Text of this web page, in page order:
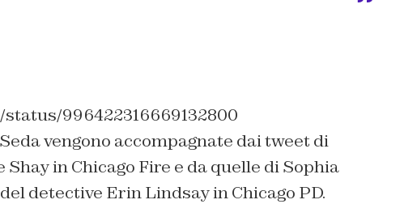
996422316669132800
vengono accompagnate dai tweet di
in Chicago Fire e da quelle di Sophia
detective Erin Lindsay in Chicago PD.